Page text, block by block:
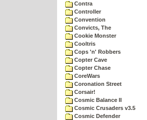
Contra
Controller
Convention
Convicts, The
Cookie Monster
Cooltris
Cops 'n' Robbers
Copter Cave
Copter Chase
CoreWars
Coronation Street
Corsair!
Cosmic Balance II
Cosmic Crusaders v3.5
Cosmic Defender